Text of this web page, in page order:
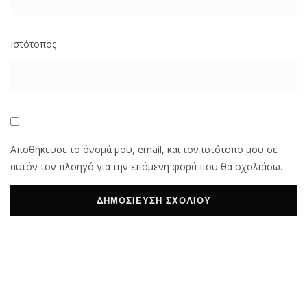
Ιστότοπος
Αποθήκευσε το όνομά μου, email, και τον ιστότοπο μου σε
αυτόν τον πλοηγό για την επόμενη φορά που θα σχολιάσω.